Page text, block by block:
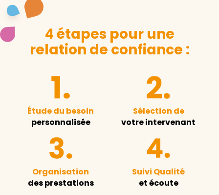
4 étapes pour une
relation de confiance :
Étude du besoin
personnalisée
Sélection de
votre intervenant
Organisation
des prestations
Suivi Qualité
et écoute